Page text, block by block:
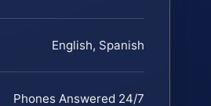
English, Spanish
Phones Answered 24/7